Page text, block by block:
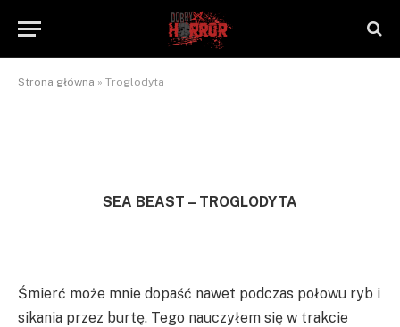
Strona główna » Troglodyta
NaTrzeźwoNieWarto
2012-09-05
SEA BEAST – TROGLODYTA
Śmierć może mnie dopaść nawet podczas połowu ryb i
sikania przez burtę. Tego nauczyłem się w trakcie